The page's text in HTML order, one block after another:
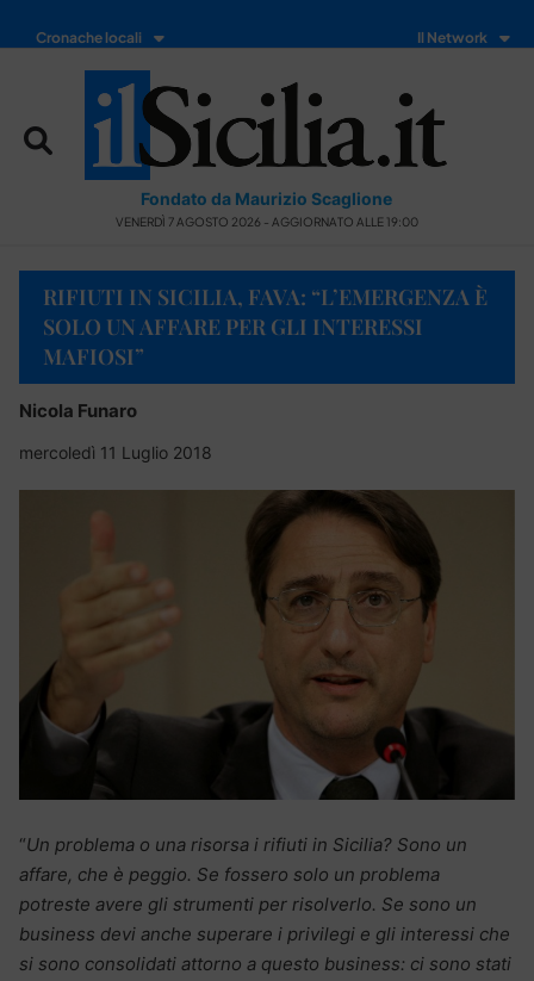
Cronache locali Il Network
Fondato da Maurizio Scaglione
VENERDÌ 7 AGOSTO 2026 - AGGIORNATO ALLE 19:00
RIFIUTI IN SICILIA, FAVA: “L’EMERGENZA È
SOLO UN AFFARE PER GLI INTERESSI
MAFIOSI”
Nicola Funaro
mercoledì 11 Luglio 2018
“Un problema o una risorsa i rifiuti in Sicilia? Sono un
affare, che è peggio. Se fossero solo un problema
potreste avere gli strumenti per risolverlo. Se sono un
business devi anche superare i privilegi e gli interessi che
si sono consolidati attorno a questo business: ci sono stati